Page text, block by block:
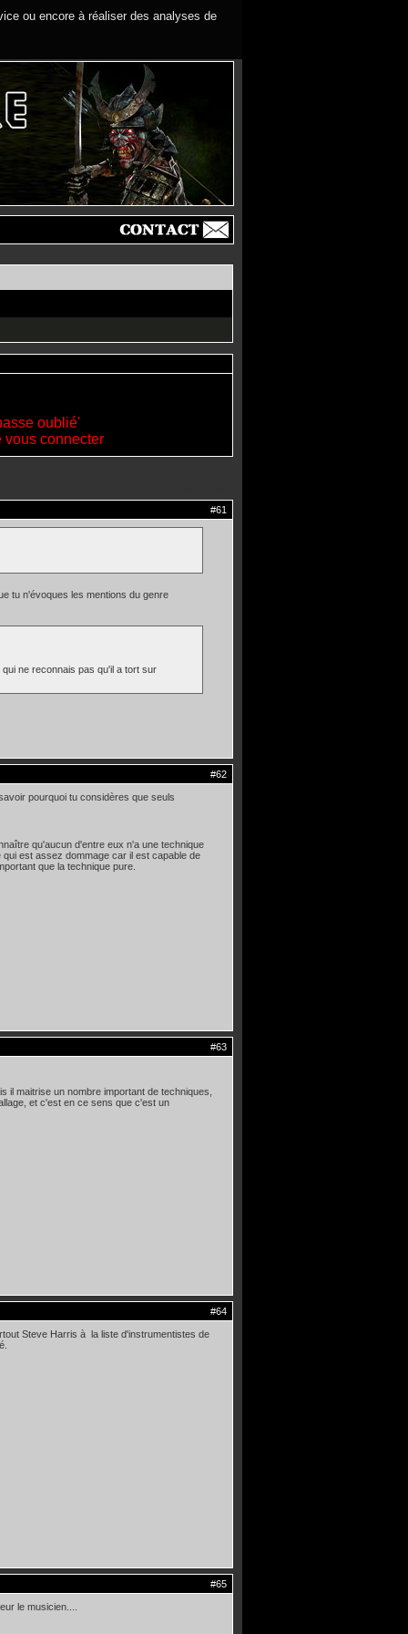
ou encore à réaliser des analyses de
oublié'
vous connecter
#61
tu n'évoques les mentions du genre
ne reconnais pas qu'il a tort sur
#62
pourquoi tu considères que seuls
qu'aucun d'entre eux n'a une technique
est assez dommage car il est capable de
que la technique pure.
#63
maitrise un nombre important de techniques,
et c'est en ce sens que c'est un
#64
Steve Harris à la liste d'instrumentistes de
#65
le musicien....